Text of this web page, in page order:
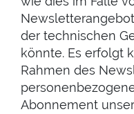
der technischen
könnte. Es erfolgt
Rahmen des
Abonnement